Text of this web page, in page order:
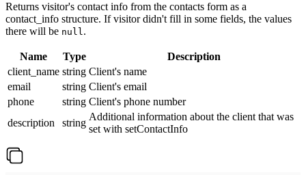
Returns visitor's contact info from the contacts form as a
contact_info structure. If visitor didn't fill in some fields, the values
there will be null.
Name Type
Description
client_name string Client's name
email
string Client's email
phone
string Client's phone number
description
string
Additional information about the client that was
set with setContactInfo